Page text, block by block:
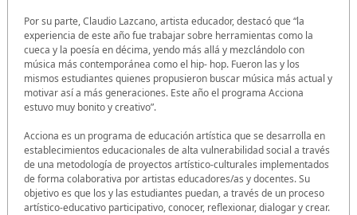
Por su parte, Claudio Lazcano, artista educador, destacó que “la
experiencia de este año fue trabajar sobre herramientas como la
cueca y la poesía en décima, yendo más allá y mezclándolo con
música más contemporánea como el hip- hop. Fueron las y los
mismos estudiantes quienes propusieron buscar música más actual y
motivar así a más generaciones. Este año el programa Acciona
estuvo muy bonito y creativo”.
Acciona es un programa de educación artística que se desarrolla en
establecimientos educacionales de alta vulnerabilidad social a través
de una metodología de proyectos artístico-culturales implementados
de forma colaborativa por artistas educadores/as y docentes. Su
objetivo es que los y las estudiantes puedan, a través de un proceso
artístico-educativo participativo, conocer, reflexionar, dialogar y crear.